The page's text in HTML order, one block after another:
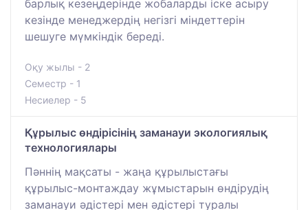
барлық кезеңдерінде жобаларды іске асыру
кезінде менеджердің негізгі міндеттерін
шешуге мүмкіндік береді.
Оқу жылы - 2
Семестр - 1
Несиелер - 5
Құрылыс өндірісінің заманауи экологиялық
технологиялары
Пәннің мақсаты - жаңа құрылыстағы
құрылыс-монтаждау жұмыстарын өндірудің
заманауи әдістері мен әдістері туралы